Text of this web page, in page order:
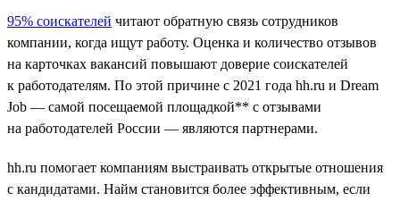
95% соискателей читают обратную связь сотрудников
компании, когда ищут работу. Оценка и количество отзывов
на карточках вакансий повышают доверие соискателей
к работодателям. По этой причине с 2021 года hh.ru и Dream
Job — самой посещаемой площадкой** с отзывами
на работодателей России — являются партнерами.
hh.ru помогает компаниям выстраивать открытые отношения
с кандидатами. Найм становится более эффективным, если